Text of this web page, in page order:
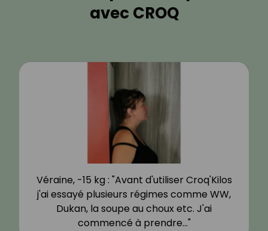
avec CROQ
Véraine, -15 kg : "Avant d'utiliser Croq'Kilos
j'ai essayé plusieurs régimes comme WW,
Dukan, la soupe au choux etc. J'ai
commencé à prendre…"